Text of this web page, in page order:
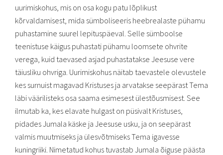
uurimiskohus, mis on osa kogu patu lõplikust
kõrvaldamisest, mida sümboliseeris heebrealaste pühamu
puhastamine suurel lepituspäeval. Selle sümboolse
teenistuse käigus puhastati pühamu loomsete ohvrite
verega, kuid taevased asjad puhastatakse Jeesuse vere
täiusliku ohvriga. Uurimiskohus näitab taevastele olevustele
kes surnuist magavad Kristuses ja arvatakse seepärast Tema
läbi väärilisteks osa saama esimesest ülestõusmisest. See
ilmutab ka, kes elavate hulgast on püsivalt Kristuses,
pidades Jumala käske ja Jeesuse usku, ja on seepärast
valmis muutmiseks ja ülesvõtmiseks Tema igavesse
kuningriiki. Nimetatud kohus tuvastab Jumala õiguse päästa